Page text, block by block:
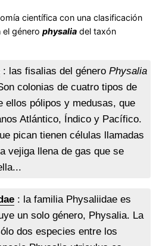
científica con una clasificación
el génerophysalia del taxón
: las fisalias del géneroPhysalia
colonias de cuatro tipos de
ellos pólipos y medusas, que
Atlántico, Índico y Pacífico.
pican tienen células llamadas
vejiga llena de gas que se
: la familia Physaliidae es
un solo género, Physalia. La
dos especies entre los